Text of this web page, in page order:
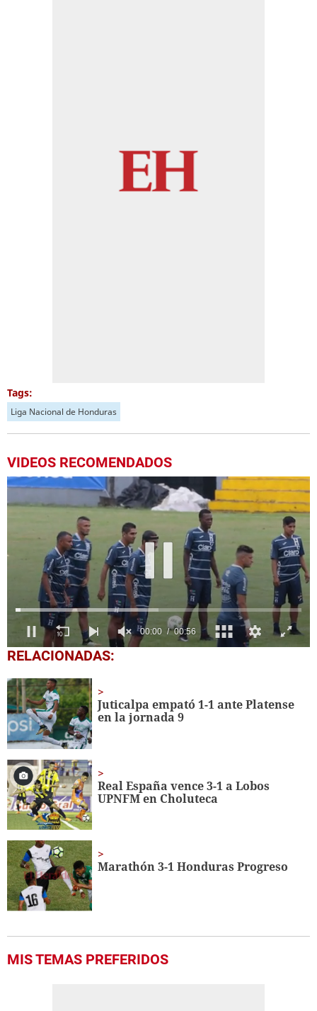
Tags:
Liga Nacional de Honduras
VIDEOS RECOMENDADOS
0
seconds
56
seconds
RELACIONADAS:
Juticalpa empató 1-1 ante Platense
en la jornada 9
Real España vence 3-1 a Lobos
UPNFMen Choluteca
Marathón 3-1 Honduras Progreso
MIS TEMAS PREFERIDOS